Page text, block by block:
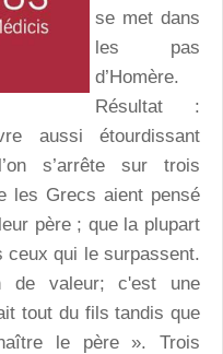
se met dans
les pas
d’Homère.
Résultat :
aussi étourdissant
s’arrête sur trois
les Grecs aient pensé
père ; que la plupart
ceux qui le surpassent.
de valeur; c'est une
tout du fils tandis que
le père ». Trois